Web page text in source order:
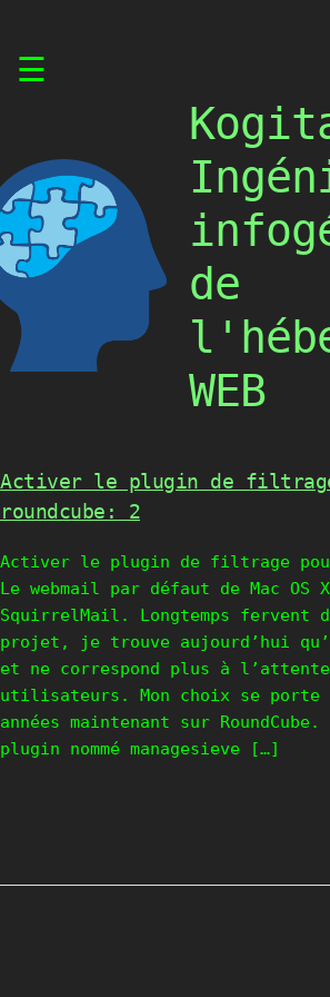
☰
de
WEB
Activer le plugin de
roundcube: 2
Activer le plugin de filtrage
Le webmail par défaut de Mac OS
SquirrelMail. Longtemps fervent
projet, je trouve aujourd’hui
et ne correspond plus à
utilisateurs. Mon choix se porte
années maintenant sur
plugin nommé managesieve […]